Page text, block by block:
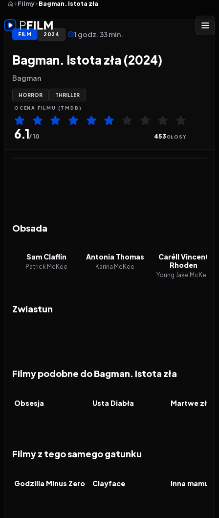
Filmy Bagman. Istota zła
FILM 2024 1 godz. 33 min.
Bagman. Istota zła (2024)
Bagman
HORROR THRILLER
OCENA FILMU (TMDB)
6.1/ 10 453GŁOSY
Obsada
Sam Claflin
Patrick McKee
Antonia Thomas
Karina McKee
Caréll Vincent
Rhoden
Young Jake McKee
Zwiastun
Filmy podobne do Bagman. Istota zła
FILM
Obsesja FILM
Usta Diabła FILM
Martwe zło:
Filmy z tego samego gatunku
FILM
Godzilla Minus Zero FILM
Clayface FILM
Inna mamusia